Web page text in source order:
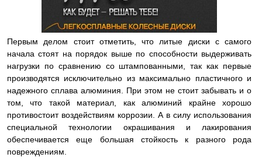
Первым делом стоит отметить, что литые диски с самого
начала стоят на порядок выше по способности выдерживать
нагрузки по сравнению со штампованными, так как первые
производятся исключительно из максимально пластичного и
надежного сплава алюминия. При этом не стоит забывать и о
том, что такой материал, как алюминий крайне хорошо
противостоит воздействиям коррозии. А в силу использования
специальной технологии окрашивания и лакирования
обеспечивается еще большая стойкость к разного рода
повреждениям.